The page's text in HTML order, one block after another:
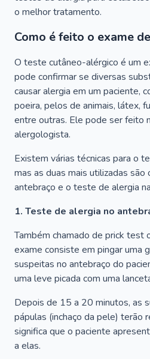
o melhor tratamento.
Como é feito o exame
O teste cutâneo-alérgico é um
pode confirmar se diversas
causar alergia em um paciente,
poeira, pelos de animais, látex,
entre outras. Ele pode ser feito
alergologista.
Existem várias técnicas para o
mas as duas mais utilizadas
antebraço e o teste de alergia
1. Teste de alergia no
Também chamado de prick test
exame consiste em pingar uma
suspeitas no antebraço do
uma leve picada com uma
Depois de 15 a 20 minutos, as
pápulas (inchaço da pele) terão
significa que o paciente
a elas.